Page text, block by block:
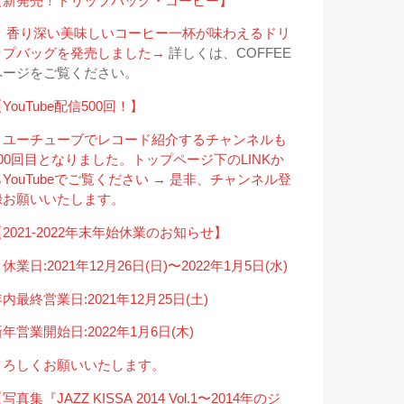
香り深い美味しいコーヒー一杯が味わえるドリ
プバッグを発売しました→ 詳しくは、COFFEE
ジをご覧ください。
YouTube配信500回！】
ユーチューブでレコード紹介するチャンネルも
回目となりました。トップページ下のLINKか
YouTubeでご覧ください → 是非、チャンネル登
願いいたします。
2021-2022年末年始休業のお知らせ】
休業日:2021年12月26日(日)〜2022年1月5日(水)
内最終営業日:2021年12月25日(土)
年営業開始日:2022年1月6日(木)
ろしくお願いいたします。
写真集『JAZZ KISSA 2014 Vol.1〜2014年のジ